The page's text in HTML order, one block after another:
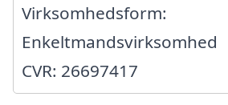
Virksomhedsform:
Enkeltmandsvirksomhed
CVR: 26697417